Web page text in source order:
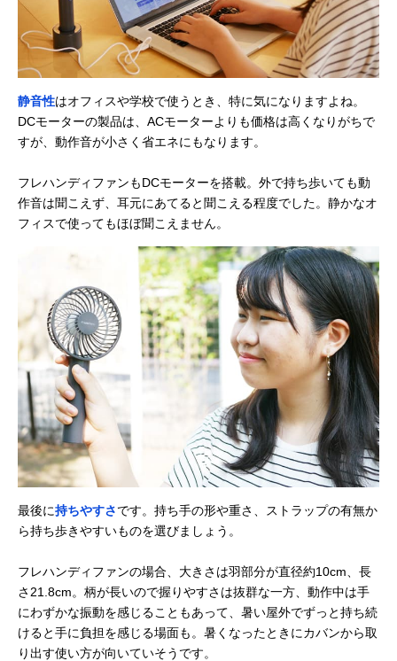
静音性はオフィスや学校で使うとき、特に気になりますよね。
DCモーターの製品は、ACモーターよりも価格は高くなりがちで
すが、動作音が小さく省エネにもなります。
フレハンディファンもDCモーターを搭載。外で持ち歩いても動
作音は聞こえず、耳元にあてると聞こえる程度でした。静かなオ
フィスで使ってもほぼ聞こえません。
最後に持ちやすさです。持ち手の形や重さ、ストラップの有無か
ら持ち歩きやすいものを選びましょう。
フレハンディファンの場合、大きさは羽部分が直径約10cm、長
さ21.8cm。柄が長いので握りやすさは抜群な一方、動作中は手
にわずかな振動を感じることもあって、暑い屋外でずっと持ち続
けると手に負担を感じる場面も。暑くなったときにカバンから取
り出す使い方が向いていそうです。